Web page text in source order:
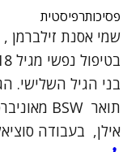
פסיכותרפיסטית
שמי אסנת זילברמן
בני הגיל השלישי.
אילן, בעבודה